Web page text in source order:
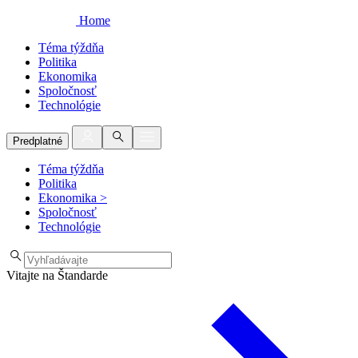
Home
Téma týždňa
Politika
Ekonomika
Spoločnosť
Technológie
Predplatné
Téma týždňa
Politika
Ekonomika >
Spoločnosť
Technológie
Vitajte na Štandarde